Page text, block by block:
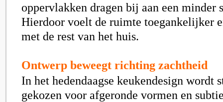
oppervlakken dragen bij aan een minder
Hierdoor voelt de ruimte toegankelijker
met de rest van het huis.
Ontwerp beweegt richting zachtheid
In het hedendaagse keukendesign wordt
gekozen voor afgeronde vormen en